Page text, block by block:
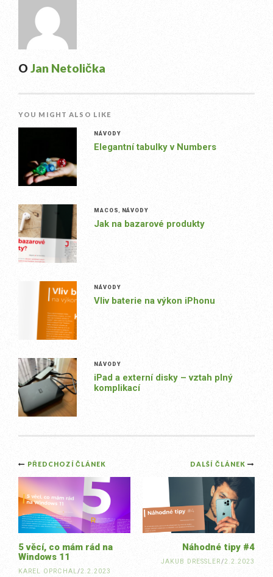
O Jan Netolička
YOU MIGHT ALSO LIKE
NÁVODY
Elegantní tabulky v Numbers
MACOS NÁVODY
Jak na bazarové produkty
NÁVODY
Vliv baterie na výkon iPhonu
NÁVODY
iPad a externí disky – vztah plný
komplikací
Post
navigation
DALŠÍ ČLÁNEK
Náhodné tipy #4
JAKUB DRESSLER/2.2.2023
PŘEDCHOZÍ ČLÁNEK
5 věcí, co mám rád na
Windows 11
KAREL OPRCHAL/2.2.2023